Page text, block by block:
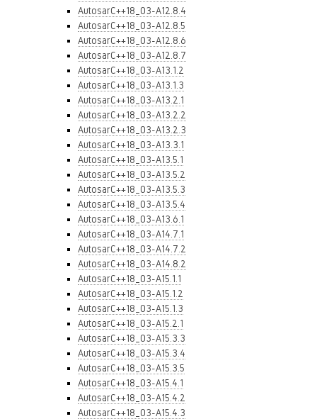
AutosarC++18_03-A12.8.4
AutosarC++18_03-A12.8.5
AutosarC++18_03-A12.8.6
AutosarC++18_03-A12.8.7
AutosarC++18_03-A13.1.2
AutosarC++18_03-A13.1.3
AutosarC++18_03-A13.2.1
AutosarC++18_03-A13.2.2
AutosarC++18_03-A13.2.3
AutosarC++18_03-A13.3.1
AutosarC++18_03-A13.5.1
AutosarC++18_03-A13.5.2
AutosarC++18_03-A13.5.3
AutosarC++18_03-A13.5.4
AutosarC++18_03-A13.6.1
AutosarC++18_03-A14.7.1
AutosarC++18_03-A14.7.2
AutosarC++18_03-A14.8.2
AutosarC++18_03-A15.1.1
AutosarC++18_03-A15.1.2
AutosarC++18_03-A15.1.3
AutosarC++18_03-A15.2.1
AutosarC++18_03-A15.3.3
AutosarC++18_03-A15.3.4
AutosarC++18_03-A15.3.5
AutosarC++18_03-A15.4.1
AutosarC++18_03-A15.4.2
AutosarC++18_03-A15.4.3